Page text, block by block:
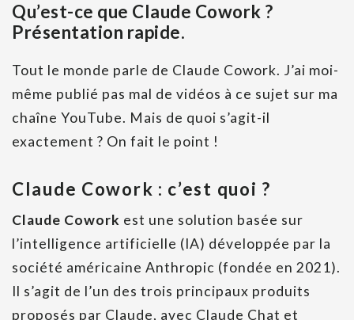
Qu’est-ce que Claude Cowork ?
Présentation rapide.
Tout le monde parle de Claude Cowork. J’ai moi-
même publié pas mal de vidéos à ce sujet sur ma
chaîne YouTube. Mais de quoi s’agit-il
exactement ? On fait le point !
Claude Cowork : c’est quoi ?
Claude Cowork est une solution basée sur
l’intelligence artificielle (IA) développée par la
société américaine Anthropic (fondée en 2021).
Il s’agit de l’un des trois principaux produits
proposés par Claude, avec Claude Chat et